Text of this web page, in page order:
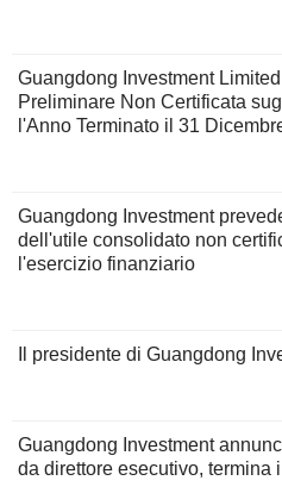
Guangdong Investment
Preliminare Non Certificata
l'Anno Terminato il 31
Guangdong Investment
dell'utile consolidato non
l'esercizio finanziario
Il presidente di Guangdong
Guangdong Investment
da direttore esecutivo, termina